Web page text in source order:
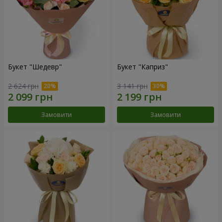
Букет "Шедевр"
2 624 грн
Замовити
Букет "Каприз"
3 141 грн
Замовити